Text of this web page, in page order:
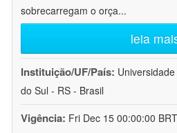
sobrecarregam o orça...
leia
Instituição/UF/País:
do Sul - RS - Brasil
Vigência: Fri Dec 15 00:00:00